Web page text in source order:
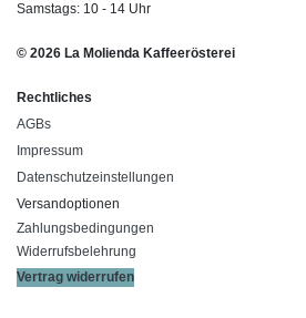
Samstags: 10 - 14 Uhr
© 2026 La Molienda Kaffeerösterei
Rechtliches
AGBs
Impressum
Datenschutzeinstellungen
Versandoptionen
Zahlungsbedingungen
Widerrufsbelehrung
Vertrag widerrufen